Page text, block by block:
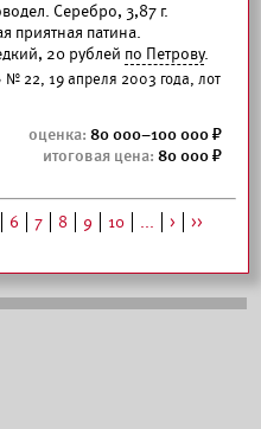
Серебро, 3,87 г.
приятная патина.
20 рублей по Петрову.
22, 19 апреля 2003 года, лот
80 000–100 000
80 000
6 7 8 9 10 ... >
>>